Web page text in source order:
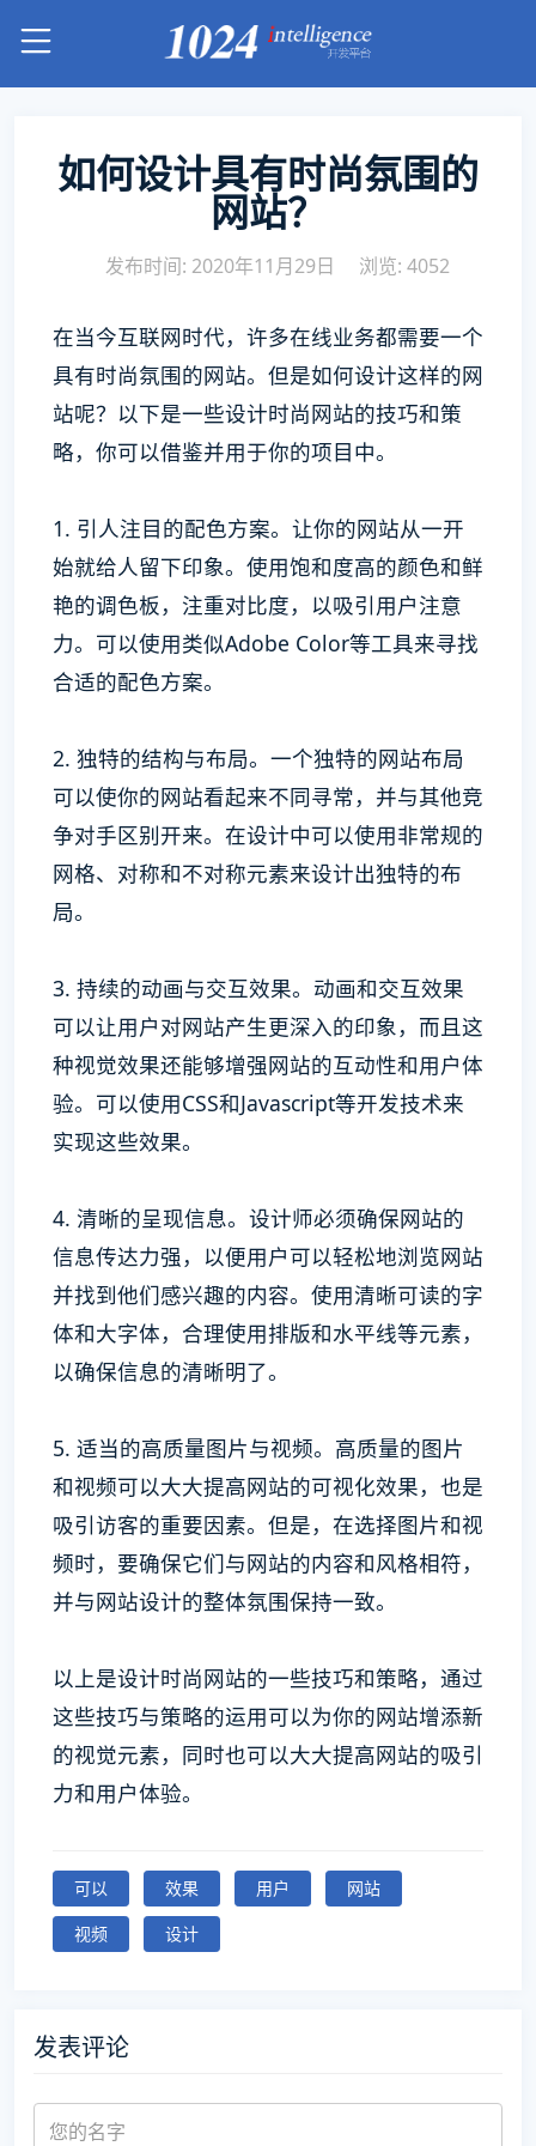
如何设计具有时尚氛围的
网站？
发布时间: 2020年11月29日 浏览: 4052
在当今互联网时代，许多在线业务都需要一个
具有时尚氛围的网站。但是如何设计这样的网
站呢？以下是一些设计时尚网站的技巧和策
略，你可以借鉴并用于你的项目中。
1. 引人注目的配色方案。让你的网站从一开
始就给人留下印象。使用饱和度高的颜色和鲜
艳的调色板，注重对比度，以吸引用户注意
力。可以使用类似Adobe Color等工具来寻找
合适的配色方案。
2. 独特的结构与布局。一个独特的网站布局
可以使你的网站看起来不同寻常，并与其他竞
争对手区别开来。在设计中可以使用非常规的
网格、对称和不对称元素来设计出独特的布
局。
3. 持续的动画与交互效果。动画和交互效果
可以让用户对网站产生更深入的印象，而且这
种视觉效果还能够增强网站的互动性和用户体
验。可以使用CSS和Javascript等开发技术来
实现这些效果。
4. 清晰的呈现信息。设计师必须确保网站的
信息传达力强，以便用户可以轻松地浏览网站
并找到他们感兴趣的内容。使用清晰可读的字
体和大字体，合理使用排版和水平线等元素，
以确保信息的清晰明了。
5. 适当的高质量图片与视频。高质量的图片
和视频可以大大提高网站的可视化效果，也是
吸引访客的重要因素。但是，在选择图片和视
频时，要确保它们与网站的内容和风格相符，
并与网站设计的整体氛围保持一致。
以上是设计时尚网站的一些技巧和策略，通过
这些技巧与策略的运用可以为你的网站增添新
的视觉元素，同时也可以大大提高网站的吸引
力和用户体验。
可以 效果 用户
网站
视频
设计
发表评论